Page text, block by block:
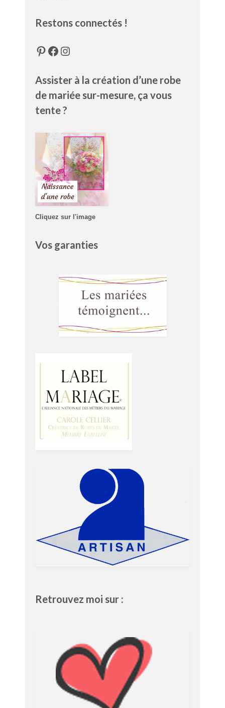
Restons connectés !
Pinterest
Facebook
Instagram
Assister à la création d’une robe
de mariée sur-mesure, ça vous
tente ?
Cliquez sur l'image
Vos garanties
Retrouvez moi sur :